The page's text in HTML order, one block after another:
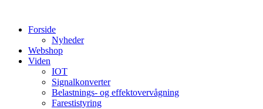
indholdForside
Nyheder
Webshop
Viden
IOT
Signalkonverter
Belastnings- og effektovervågning
Farestistyring